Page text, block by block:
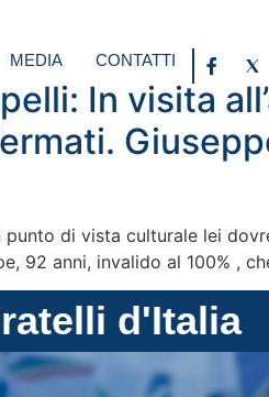
MEDIA CONTATTI
In visita
di vista culturale lei
92 anni, invalido al 100% ,
d'Italia